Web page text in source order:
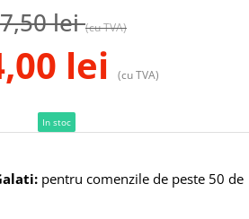
lei (cu TVA)
lei (cu TVA)
In stoc
pentru comenzile de peste 50 de